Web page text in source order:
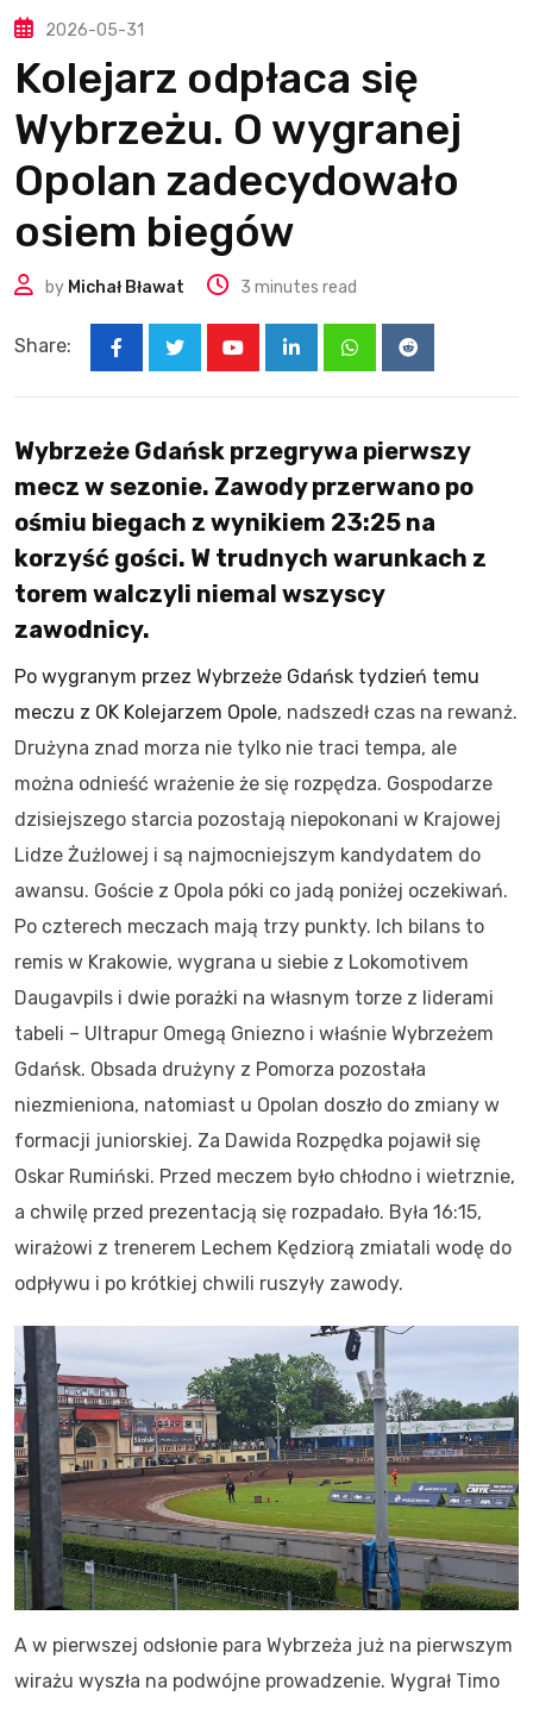
2026-05-31
Kolejarz odpłaca się
Wybrzeżu. O wygranej
Opolan zadecydowało
osiem biegów
by Michał Bławat 3 minutes read
Share:
LinkedInWhatsappReddit
Wybrzeże Gdańsk przegrywa pierwszy
mecz w sezonie. Zawody przerwano po
ośmiu biegach z wynikiem 23:25 na
korzyść gości. W trudnych warunkach z
torem walczyli niemal wszyscy
zawodnicy.
Po wygranym przez Wybrzeże Gdańsk tydzień temu
meczu z OK Kolejarzem Opole, nadszedł czas na rewanż.
Drużyna znad morza nie tylko nie traci tempa, ale
można odnieść wrażenie że się rozpędza. Gospodarze
dzisiejszego starcia pozostają niepokonani w Krajowej
Lidze Żużlowej i są najmocniejszym kandydatem do
awansu. Goście z Opola póki co jadą poniżej oczekiwań.
Po czterech meczach mają trzy punkty. Ich bilans to
remis w Krakowie, wygrana u siebie z Lokomotivem
Daugavpils i dwie porażki na własnym torze z liderami
tabeli – Ultrapur Omegą Gniezno i właśnie Wybrzeżem
Gdańsk. Obsada drużyny z Pomorza pozostała
niezmieniona, natomiast u Opolan doszło do zmiany w
formacji juniorskiej. Za Dawida Rozpędka pojawił się
Oskar Rumiński. Przed meczem było chłodno i wietrznie,
a chwilę przed prezentacją się rozpadało. Była 16:15,
wirażowi z trenerem Lechem Kędziorą zmiatali wodę do
odpływu i po krótkiej chwili ruszyły zawody.
A w pierwszej odsłonie para Wybrzeża już na pierwszym
wirażu wyszła na podwójne prowadzenie. Wygrał Timo